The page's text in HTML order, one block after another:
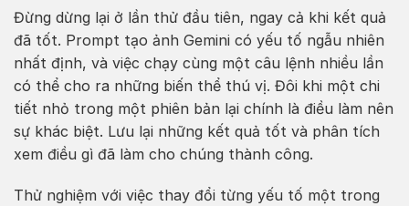
Đừng dừng lại ở lần thử đầu tiên, ngay cả khi kết quả
đã tốt. Prompt tạo ảnh Gemini có yếu tố ngẫu nhiên
nhất định, và việc chạy cùng một câu lệnh nhiều lần
có thể cho ra những biến thể thú vị. Đôi khi một chi
tiết nhỏ trong một phiên bản lại chính là điều làm nên
sự khác biệt. Lưu lại những kết quả tốt và phân tích
xem điều gì đã làm cho chúng thành công.
Thử nghiệm với việc thay đổi từng yếu tố một trong